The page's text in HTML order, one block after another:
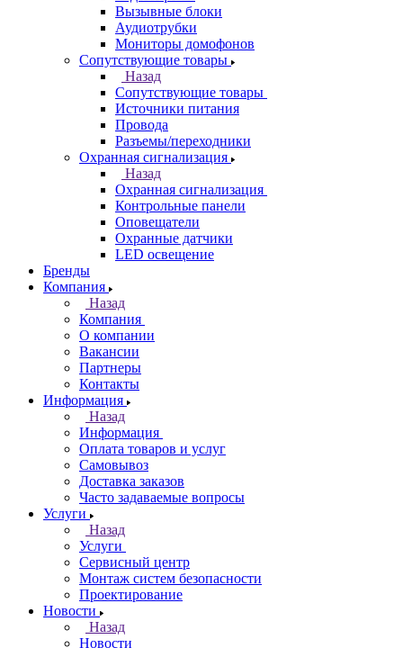
Вызывные блоки
Аудиотрубки
Мониторы домофонов
Сопутствующие товары
Назад
Сопутствующие товары
Источники питания
Провода
Разъемы/переходники
Охранная сигнализация
Назад
Охранная сигнализация
Контрольные панели
Оповещатели
Охранные датчики
LED освещение
Бренды
Компания
Назад
Компания
О компании
Вакансии
Партнеры
Контакты
Информация
Назад
Информация
Оплата товаров и услуг
Самовывоз
Доставка заказов
Часто задаваемые вопросы
Услуги
Назад
Услуги
Сервисный центр
Монтаж систем безопасности
Проектирование
Новости
Назад
Новости